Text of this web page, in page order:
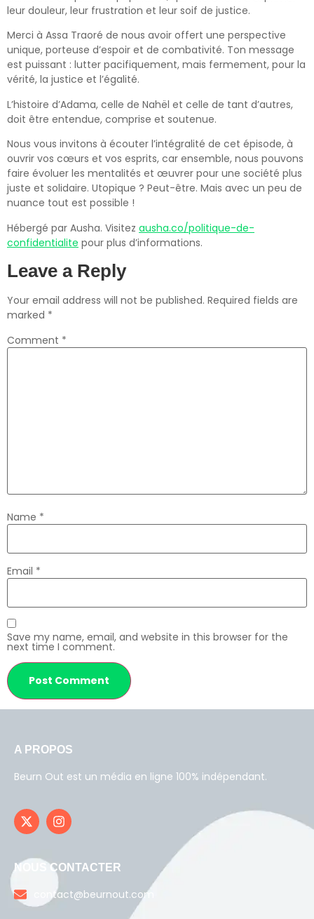
leur douleur, leur frustration et leur soif de justice.
Merci à Assa Traoré de nous avoir offert une perspective
unique, porteuse d’espoir et de combativité. Ton message
est puissant : lutter pacifiquement, mais fermement, pour la
vérité, la justice et l’égalité.
L’histoire d’Adama, celle de Nahël et celle de tant d’autres,
doit être entendue, comprise et soutenue.
Nous vous invitons à écouter l’intégralité de cet épisode, à
ouvrir vos cœurs et vos esprits, car ensemble, nous pouvons
faire évoluer les mentalités et œuvrer pour une société plus
juste et solidaire. Utopique ? Peut-être. Mais avec un peu de
nuance tout est possible !
Hébergé par Ausha. Visitez ausha.co/politique-de-
confidentialite pour plus d’informations.
Leave a Reply
Your email address will not be published. Required fields are
marked *
Comment *
Name *
Email *
Save my name, email, and website in this browser for the
next time I comment.
A PROPOS
Beurn Out est un média en ligne 100% indépendant.
NOUS CONTACTER
contact@beurnout.com